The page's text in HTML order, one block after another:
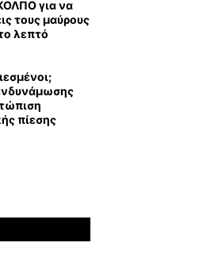
για να
τους μαύρους
λεπτό
πίεσης